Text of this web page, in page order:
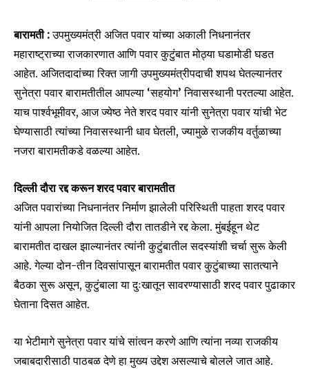
बारामती :उपमुख्यमंत्री अजित पवार यांच्या अकाली निधनानंतर
महाराष्ट्राच्या राजकारणात आणि पवार कुटुंबात मोठ्या घडामोडी घडत
आहेत. अजितदादांच्या रिक्त जागी उपमुख्यमंत्रीपदाची शपथ घेतल्यानंतर
सुनेत्रा पवार बारामतीतील आपल्या ‘सहयोग’ निवासस्थानी परतल्या आहेत.
याच पार्श्वभूमीवर, आज ज्येष्ठ नेते शरद पवार यांनी सुनेत्रा पवार यांची भेट
घेण्यासाठी त्यांच्या निवासस्थानी धाव घेतली, ज्यामुळे राजकीय वर्तुळाच्या
नजरा बारामतीकडे वळल्या आहेत.
दिल्ली दौरा रद्द करून शरद पवार बारामतीत
अजित पवारांच्या निधनानंतर निर्माण झालेली परिस्थिती पाहता शरद पवार
यांनी आपला नियोजित दिल्ली दौरा तातडीने रद्द केला. मुंबईहून थेट
बारामतीत दाखल झाल्यानंतर त्यांनी कुटुंबातील सदस्यांशी चर्चा सुरू केली
आहे. गेल्या दोन-तीन दिवसांपासून बारामतीत पवार कुटुंबाच्या सातत्याने
बैठका सुरू असून, कुटुंबाला या दुःखातून सावरण्यासाठी शरद पवार पुढाकार
घेताना दिसत आहेत.
या भेटीमागे सुनेत्रा पवार यांचे सांत्वन करणे आणि त्यांना नव्या राजकीय
जबाबदारीसाठी पाठबळ देणे हा मुख्य उद्देश असल्याचे बोलले जात आहे.